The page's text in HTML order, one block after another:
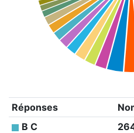
Réponses
B C